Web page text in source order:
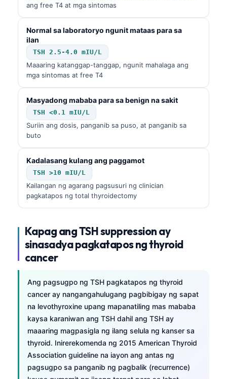
ang free T4 at mga sintomas
Normal sa laboratoryo ngunit mataas para sa
ilan
TSH 2.5-4.0 mIU/L
Maaaring katanggap-tanggap, ngunit mahalaga ang
mga sintomas at free T4
Masyadong mababa para sa benign na sakit
TSH <0.1 mIU/L
Suriin ang dosis, panganib sa puso, at panganib sa
buto
Kadalasang kulang ang paggamot
TSH >10 mIU/L
Kailangan ng agarang pagsusuri ng clinician
pagkatapos ng total thyroidectomy
Kapag angTSH suppressionay
sinasadya pagkatapos ng thyroid
cancer
Ang pagsugpo ng TSH pagkatapos ng thyroid
cancer ay nangangahulugang pagbibigay ng sapat
na levothyroxine upang mapanatiling mas mababa
kaysa karaniwan ang TSH dahil ang TSH ay
maaaring magpasigla ng ilang selula ng kanser sa
thyroid. Inirerekomenda ng 2015 American Thyroid
Association guideline na iayon ang antas ng
pagsugpo sa panganib ng pagbalik (recurrence)